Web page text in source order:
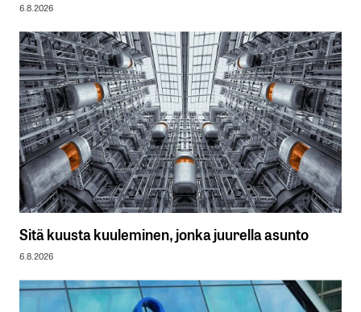
6.8.2026
Sitä kuusta kuuleminen, jonka juurella asunto
6.8.2026